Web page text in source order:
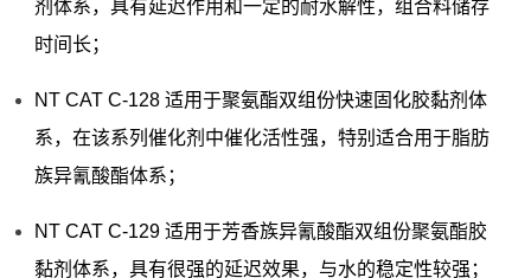
剂体系，具有延迟作用和一定的耐水解性，组合料储存
时间长；
NT CAT C-128 适用于聚氨酯双组份快速固化胶黏剂体
系，在该系列催化剂中催化活性强，特别适合用于脂肪
族异氰酸酯体系；
NT CAT C-129 适用于芳香族异氰酸酯双组份聚氨酯胶
黏剂体系，具有很强的延迟效果，与水的稳定性较强；